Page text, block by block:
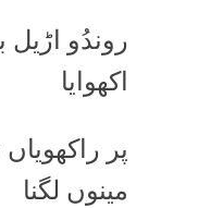
روندُو اڑیل
اکھوایا
پر راکھویاں
مینوں لگنا